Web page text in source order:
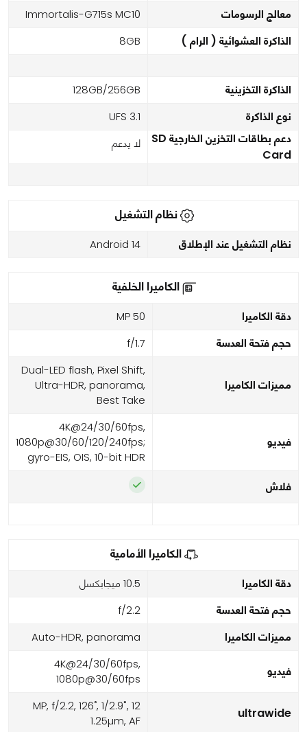
معالج الرسومات Immortalis-G715s MC10
الذاكرة العشوائية ( الرام ) 8GB
الذاكرة التخزينية 128GB/256GB
نوع الذاكرة UFS 3.1
دعم بطاقات التخزين الخارجية SD
Card
لا يدعم
نظام التشغيل
نظام التشغيل عند الإطلاق Android 14
الكاميرا الخلفية
دقة الكاميرا 50 MP
حجم فتحة العدسة f/1.7
مميزات الكاميرا
Dual-LED flash, Pixel Shift,
Ultra-HDR, panorama,
Best Take
فيديو
4K@24/30/60fps,
1080p@30/60/120/240fps;
gyro-EIS, OIS, 10-bit HDR
فلاش
الكاميرا الأمامية
دقة الكاميرا 10.5 ميجابكسل
حجم فتحة العدسة f/2.2
مميزات الكاميرا Auto-HDR, panorama
فيديو
4K@24/30/60fps,
1080p@30/60fps
ultrawide
12 MP, f/2.2, 126˚, 1/2.9",
1.25µm, AF